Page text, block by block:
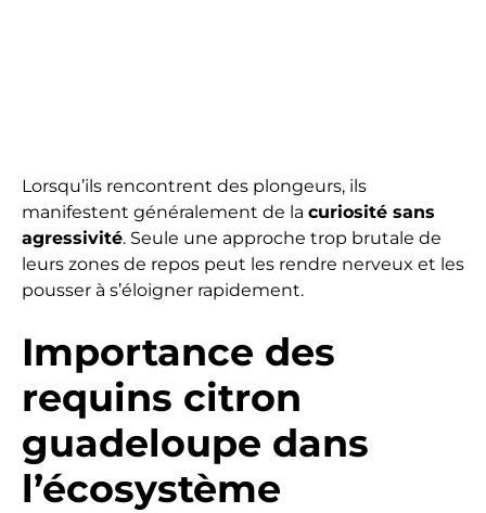
Lorsqu’ils rencontrent des plongeurs, ils
manifestent généralement de la curiosité sans
agressivité. Seule une approche trop brutale de
leurs zones de repos peut les rendre nerveux et les
pousser à s’éloigner rapidement.
Importance des
requins citron
guadeloupe dans
l’écosystème